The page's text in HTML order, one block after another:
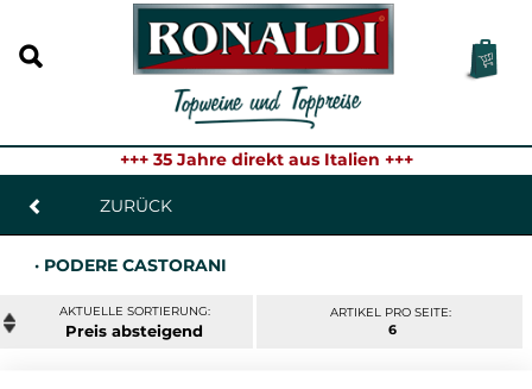
+++ 35 Jahre direkt aus Italien +++
ZURÜCK
· PODERE CASTORANI
Preis
ARTIKEL PRO SEITE:
6